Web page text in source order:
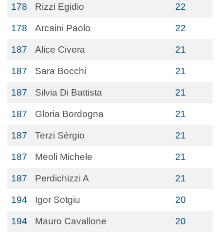
178 Rizzi Egidio 22
178 Arcaini Paolo 22
187 Alice Civera 21
187 Sara Bocchi 21
187 Silvia Di Battista 21
187 Gloria Bordogna 21
187 Terzi Sérgio 21
187 Meoli Michele 21
187 Perdichizzi A 21
194 Igor Sotgiu 20
194 Mauro Cavallone 20